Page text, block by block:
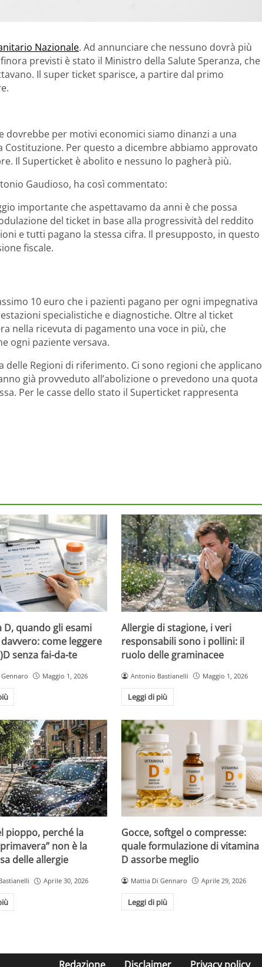
Nazionale. Ad annunciare che nessuno dovrà più
previsti è stato il Ministro della Salute Speranza, che
Il super ticket sparisce, a partire dal primo
dovrebbe per motivi economici siamo dinanzi a una
Per questo a dicembre abbiamo approvato
Il Superticket è abolito e nessuno lo pagherà più.
Gaudioso, ha così commentato:
importante che aspettavamo da anni è che possa
del ticket in base alla progressività del reddito
e tutti pagano la stessa cifra. Il presupposto, in questo
fiscale.
10 euro che i pazienti pagano per ogni impegnativa
specialistiche e diagnostiche. Oltre al ticket
nella ricevuta di pagamento una voce in più, che
ogni paziente versava.
delle Regioni di riferimento. Ci sono regioni che applicano
già provveduto all’abolizione o prevedono una quota
Per le casse dello stato il Superticket rappresenta
D, quando gli esami
come leggere
senza fai-da-te
Maggio 1, 2026
Allergie di stagione, i veri
responsabili sono i pollini: il
ruolo delle graminacee
Antonio Bastianelli Maggio 1, 2026
Leggi di più
pioppo, perché la
non è la
delle allergie
Aprile 30, 2026
Gocce, softgel o compresse:
quale formulazione di vitamina
D assorbe meglio
Mattia Di Gennaro Aprile 29, 2026
Leggi di più
Redazione Disclaimer Privacy policy